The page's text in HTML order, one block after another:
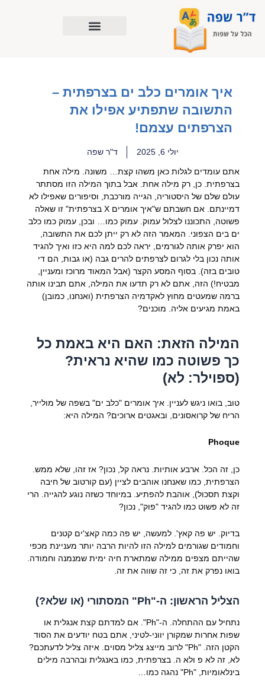
לתוכן
איך אומרים כלב ים בצרפתית –
התשובה שתפתיע אפילו את
הצרפתים עצמם!
יולי 6, 2025 ד"ר שפה
אתם עומדים לגלות כאן משהו קצת… משונה. מילה אחת
בצרפתית. כן, רק מילה אחת. אבל בתוך המילה הזו מסתתר
עולם שלם של היסטוריה, הגייה מורכבת, וסיפורים שאפילו לא
דמיינתם. אם חשבתם ש"איך אומרים X בצרפתית" זו שאלה
פשוטה, התכוננו לצלול עמוק. עמוק כמו… ובכן, עמוק כמו כלב
ים בים הצפוני. המאמר הזה לא רק ייתן לכם את התשובה,
הוא יפרק אותה לגורמים, יראה לכם למה היא כזו ואיך להגיד
אותה נכון בלי לגרום לצרפתים להרים גבה (או גבות, הם די
טובים בזה). בסוף המסע הקצר (אבל המאוד מרוכז ומעניין,
מבטיח!) הזה, אתם לא רק תדעו את המילה, אתם תבינו אותה
ברמה שמעטים מחוץ לאקדמיה הצרפתית (ואנחנו, כמובן)
באמת מגיעים אליה. מוכנים?
המילה הזאת: האם היא באמת כל
כך פשוטה כמו שהיא נראית?
(ספוילר: לא)
טוב, בואו ניגש לעניין. איך אומרים "כלב ים" בשפה של מולייר,
הריח של קרואסונים, ובאגטים ארוכים? המילה היא:
Phoque
כן, זה הכל. ארבע אותיות. נראה קל, נכון? אז זהו, שלא ממש.
הצרפתית, כמו שאנחנו אוהבים לציין (עם קורטוב של חיבה
וקצת תסכול), אוהבת להפתיע. במיוחד כשזה נוגע להגייה. הרי
זה לא פשוט כמו להגיד "פוק", נכון?
בדיוק. יש פה קאץ'. למעשה, יש פה כמה קאצ'ים קטנים
וחמודים שגורמים למילה הזו להיות הרבה יותר מעניינת מכפי
שהייתם מצפים ממילה שמתארת חיה ימית שמנמנה וחמודה.
בואו נפרק את זה, כי זה שווה את זה.
הצליל הראשון: ה-"Ph" המסתורי (או שלא?)
נתחיל עם ההתחלה. ה-"Ph". אם למדתם קצת אנגלית או
שפות אחרות שמקורן יווני-לטיני, אתם בטח יודעים את הסוד
הקטן הזה. "Ph" לרוב מייצג צליל מסוים. איזה צליל לדעתכם?
לא, זה לא פ ולא ה. בצרפתית, כמו באנגלית ובהרבה מילים
בינלאומיות, "Ph" נהגה כמו…